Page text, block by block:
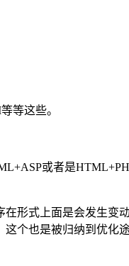
等这些。
或者是
形式上面是会发生变
个也是被归纳到优化